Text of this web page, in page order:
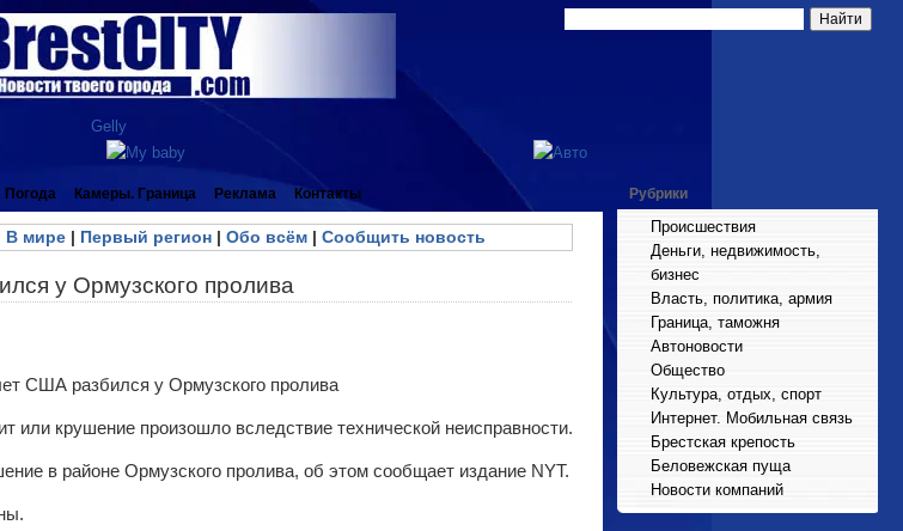
Погода Камеры. Граница Реклама Контакты
В мире| Первый регион| Обо всём| Сообщить новость
у Ормузского пролива
или крушение произошло вследствие технической неисправности.
в районе Ормузского пролива, об этом сообщает издание NYT.
Рубрики
Происшествия
Деньги, недвижимость,
бизнес
Власть, политика, армия
Граница, таможня
Автоновости
Общество
Культура, отдых, спорт
Интернет. Мобильная связь
Брестская крепость
Беловежская пуща
Новости компаний